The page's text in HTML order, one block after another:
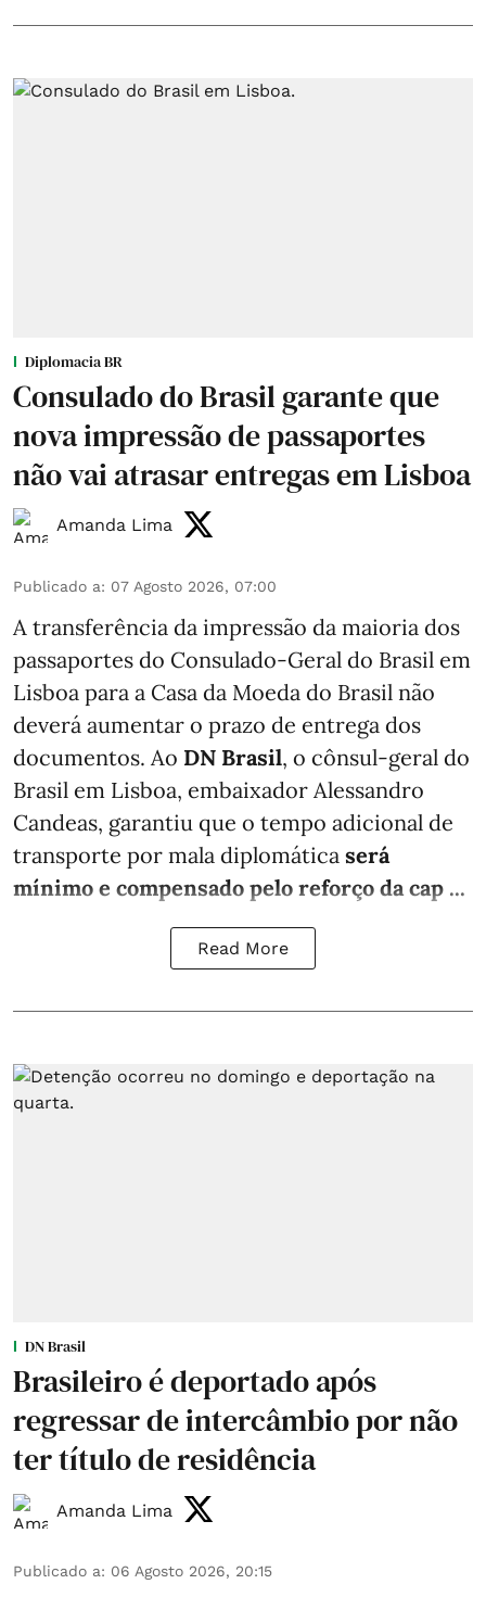
Diplomacia BR
Consulado do Brasil garante que
nova impressão de passaportes
não vai atrasar entregas em Lisboa
Amanda Lima
Publicado a: 07 Agosto 2026, 07:00
A transferência da impressão da maioria dos
passaportes do Consulado-Geral do Brasil em
Lisboa para a Casa da Moeda do Brasil não
deverá aumentar o prazo de entrega dos
documentos. Ao DN Brasil, o cônsul-geral do
Brasil em Lisboa, embaixador Alessandro
Candeas, garantiu que o tempo adicional de
transporte por mala diplomática será
mínimo e compensado pelo reforço da cap ...
Read More
DN Brasil
Brasileiro é deportado após
regressar de intercâmbio por não
ter título de residência
Amanda Lima
Publicado a: 06 Agosto 2026, 20:15